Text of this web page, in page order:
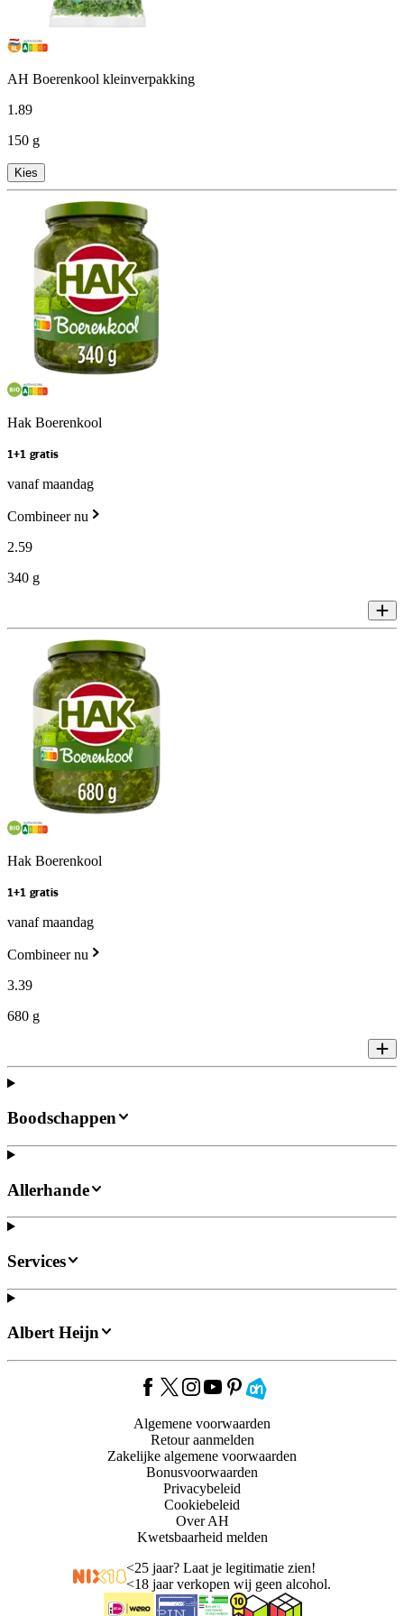
AH Boerenkool kleinverpakking
1.89
150 g
Kies
Hak Boerenkool
1+1 gratis
vanaf maandag
Combineer nu
2.59
340 g
Hak Boerenkool
1+1 gratis
vanaf maandag
Combineer nu
3.39
680 g
Boodschappen
Allerhande
Services
Albert Heijn
Algemene voorwaarden
Retour aanmelden
Zakelijke algemene voorwaarden
Bonusvoorwaarden
Privacybeleid
Cookiebeleid
Over AH
Kwetsbaarheid melden
<25 jaar? Laat je legitimatie zien!
<18 jaar verkopen wij geen alcohol.